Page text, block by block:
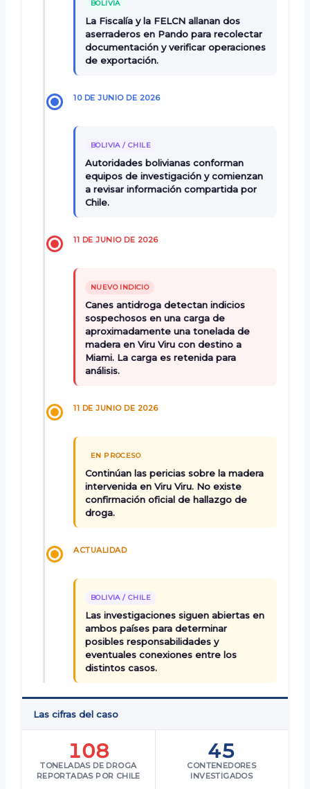
BOLIVIA
La Fiscalía y la FELCN allanan dos
aserraderos en Pando para recolectar
documentación y verificar operaciones
de exportación.
10 DE JUNIO DE 2026
BOLIVIA / CHILE
Autoridades bolivianas conforman
equipos de investigación y comienzan
a revisar información compartida por
Chile.
11 DE JUNIO DE 2026
NUEVO INDICIO
Canes antidroga detectan indicios
sospechosos en una carga de
aproximadamente una tonelada de
madera en Viru Viru con destino a
Miami. La carga es retenida para
análisis.
11 DE JUNIO DE 2026
EN PROCESO
Continúan las pericias sobre la madera
intervenida en Viru Viru. No existe
confirmación oficial de hallazgo de
droga.
ACTUALIDAD
BOLIVIA / CHILE
Las investigaciones siguen abiertas en
ambos países para determinar
posibles responsabilidades y
eventuales conexiones entre los
distintos casos.
Las cifras del caso
108
TONELADAS DE DROGA
REPORTADAS POR CHILE
45
CONTENEDORES
INVESTIGADOS